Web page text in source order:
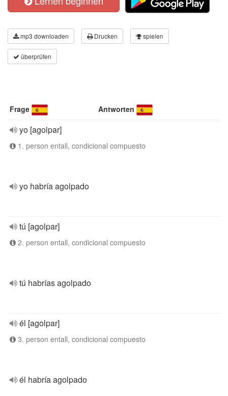
mp3 downloaden Drucken spielen
überprüfen
Frage Antworten
yo [agolpar]
1. person entall, condicional compuesto
yo habría agolpado
tú [agolpar]
2. person entall, condicional compuesto
tú habrías agolpado
él [agolpar]
3. person entall, condicional compuesto
él habría agolpado